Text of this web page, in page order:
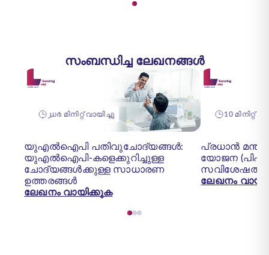
സംബന്ധിച്ച ലേഖനങ്ങൾ
൰൪ മിനിറ്റ് വായിച്ചു
യുഎൽഐപി പതിവുചോദ്യങ്ങൾ:
യുഎൽഐപി-കളെക്കുറിച്ചുള്ള
ചോദ്യങ്ങൾക്കുള്ള സാധാരണ
ഉത്തരങ്ങൾ
ലേഖനം വായിക്കുക
10 മിനിറ്റ്
പ്രധാൻ
യോജന
ലേഖനം